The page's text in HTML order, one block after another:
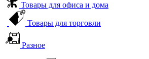
Товары для офиса и дома
Товары для торговли
Разное